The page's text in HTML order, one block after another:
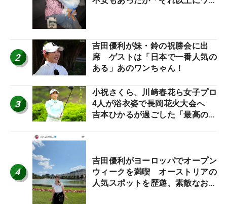
2
吉田優利が妹・鈴の祝勝会に出
席 ゲストは「日本で一番人気の
ある」あのワンちゃん！
3
小祝さくら、川﨑春花ら女子プロ
4人が浴衣姿で長岡花火大会へ
吉本ひかるが過ごした「最高の夏
4
吉田優利がヨーロッパでオープン
ウィークを満喫 オーストリアの
人気スポットを歴遊、素敵なお土